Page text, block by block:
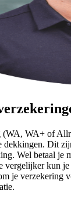
(WA, WA+ of
dekkingen. Dit
Wel betaal je
vergelijker kun
je verzekering